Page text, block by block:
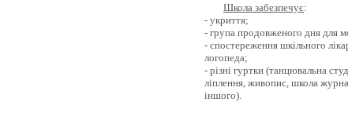
Школа забезпечує:
- укриття;
- група продовженого дня для
- спостереження шкільного
логопеда;
- різні гуртки (танцювальна
ліплення, живопис, школа
іншого).